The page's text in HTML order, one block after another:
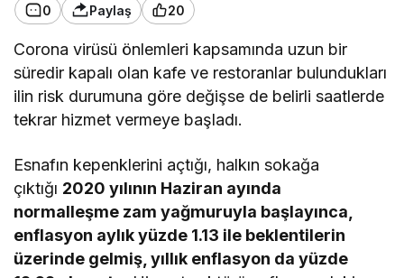
0 Paylaş 20
Corona virüsü önlemleri kapsamında uzun bir
süredir kapalı olan kafe ve restoranlar bulundukları
ilin risk durumuna göre değişse de belirli saatlerde
tekrar hizmet vermeye başladı.
Esnafın kepenklerini açtığı, halkın sokağa
çıktığı 2020 yılının Haziran ayında
normalleşme zam yağmuruyla başlayınca,
enflasyon aylık yüzde 1.13 ile beklentilerin
üzerinde gelmiş, yıllık enflasyon da yüzde